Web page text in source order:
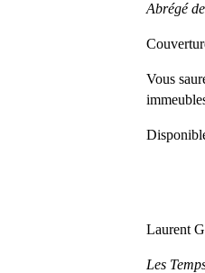
Abrégé
Vous
Laurent
Les